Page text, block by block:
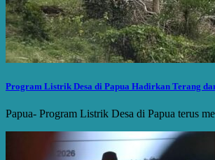
Program Listrik Desa di Papua Hadirkan Terang
Papua- Program Listrik Desa di Papua terus